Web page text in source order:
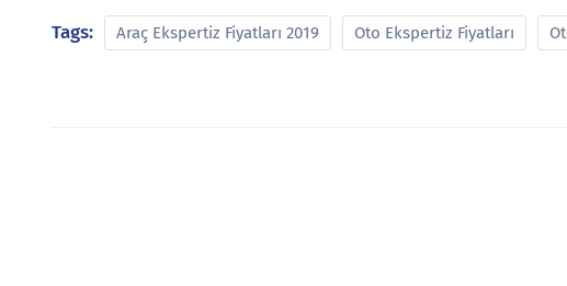
Tags: Araç Ekspertiz Fiyatları 2019 Oto Ekspertiz Fiyatları